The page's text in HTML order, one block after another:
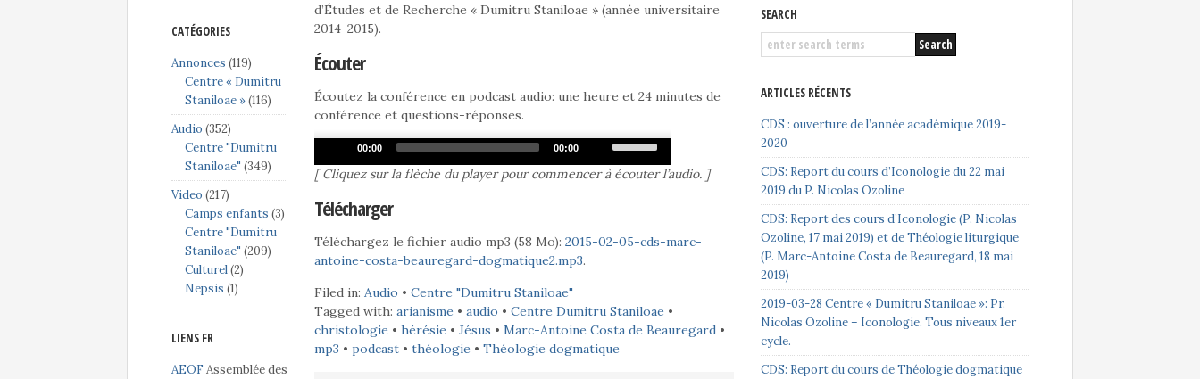
d’Études et de Recherche « Dumitru Staniloae » (année universitaire
2014-2015).
Écouter
Écoutez la conférence en podcast audio: une heure et 24 minutes de
conférence et questions-réponses.
Player
00:00 00:00
Use
Arrow
or
[ Cliquez sur la flèche du player pour commencer à écouter l’audio. ]
Télécharger
Téléchargez le fichier audio mp3 (58 Mo):2015-02-05-cds-marc-
antoine-costa-beauregard-dogmatique2.mp3.
Filed in:Audio •Centre "Dumitru Staniloae"
Tagged with:arianisme •audio •Centre Dumitru Staniloae •
christologie •hérésie •Jésus •Marc-Antoine Costa de Beauregard •
mp3 •podcast •théologie •Théologie dogmatique
CATÉGORIES
Annonces (119)
Centre « Dumitru
Staniloae »(116)
Audio (352)
Centre "Dumitru
Staniloae" (349)
Video (217)
Camps enfants (3)
Centre "Dumitru
Staniloae" (209)
Culturel(2)
Nepsis (1)
LIENS FR
AEOF Assemblée des
SEARCH
ARTICLES RÉCENTS
CDS : ouverture de l’année académique 2019-
2020
CDS: Report du cours d’Iconologie du 22 mai
2019 du P. Nicolas Ozoline
CDS: Report des cours d’Iconologie (P. Nicolas
Ozoline, 17 mai 2019) et de Théologie liturgique
(P. Marc-Antoine Costa de Beauregard, 18 mai
2019)
2019-03-28 Centre « Dumitru Staniloae »: Pr.
Nicolas Ozoline – Iconologie. Tous niveaux 1er
cycle.
CDS: Report du cours de Théologie dogmatique